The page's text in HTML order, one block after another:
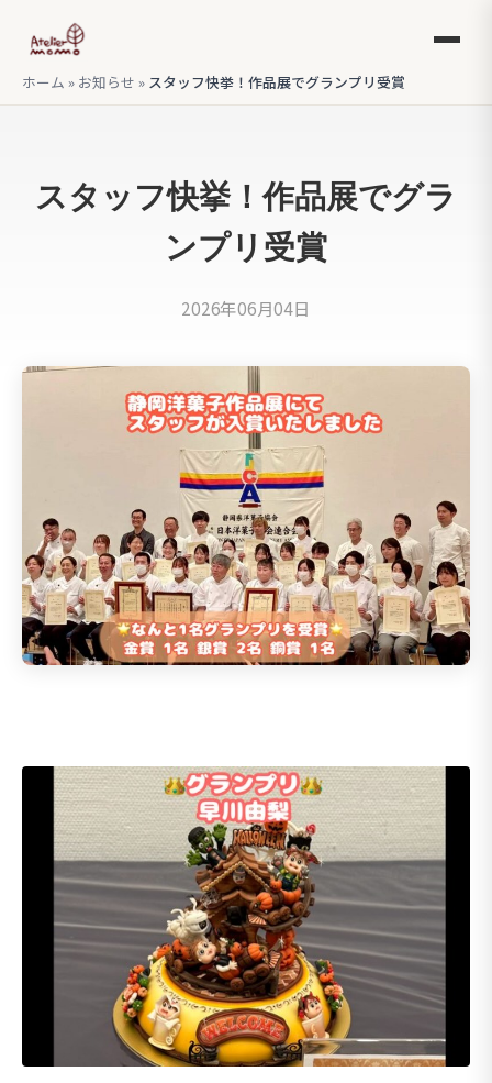
ホーム » お知らせ » スタッフ快挙！作品展でグランプリ受賞
スタッフ快挙！作品展でグラ
ンプリ受賞
2026年06月04日